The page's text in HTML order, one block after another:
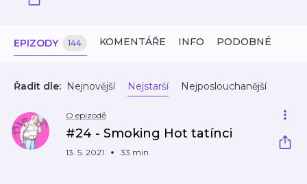
EPIZODY 144 KOMENTÁŘE INFO PODOBNÉ
Řadit dle: Nejnovější Nejstarší Nejposlouchanější
O epizodě
#24 - Smoking Hot tatínci
13. 5. 2021 33 min